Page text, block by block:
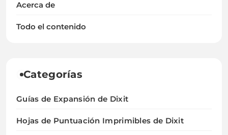
Acerca de
Todo el contenido
Categorías
Guías de Expansión de Dixit
Hojas de Puntuación Imprimibles de Dixit